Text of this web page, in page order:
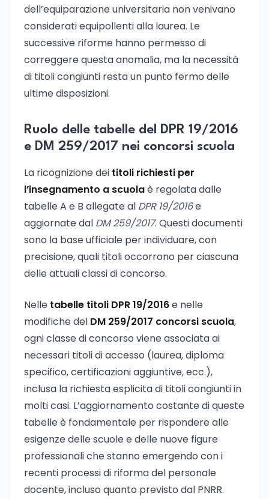
dell’equiparazione universitaria non venivano
considerati equipollenti alla laurea. Le
successive riforme hanno permesso di
correggere questa anomalia, ma la necessità
di titoli congiunti resta un punto fermo delle
ultime disposizioni.
Ruolo delle tabelle del DPR 19/2016
e DM 259/2017 nei concorsi scuola
La ricognizione dei titoli richiesti per
l’insegnamento a scuolaè regolata dalle
tabelle A e B allegate al DPR 19/2016e
aggiornate dal DM 259/2017. Questi documenti
sono la base ufficiale per individuare, con
precisione, quali titoli occorrono per ciascuna
delle attuali classi di concorso.
Nelle tabelle titoli DPR 19/2016e nelle
modifiche del DM 259/2017 concorsi scuola,
ogni classe di concorso viene associata ai
necessari titoli di accesso (laurea, diploma
specifico, certificazioni aggiuntive, ecc.),
inclusa la richiesta esplicita di titoli congiunti in
molti casi. L’aggiornamento costante di queste
tabelle è fondamentale per rispondere alle
esigenze delle scuole e delle nuove figure
professionali che stanno emergendo con i
recenti processi di riforma del personale
docente, incluso quanto previsto dal PNRR.